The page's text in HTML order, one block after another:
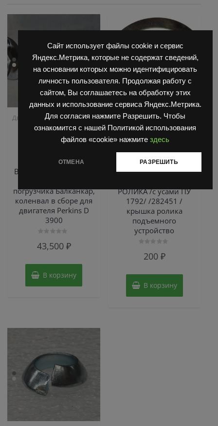
Сайт использует файлы cookie и сервис
Яндекс.Метрика, которые не содержат сведений,
на основании которых можно идентифицировать
личность пользователя. Продолжая работу с
сайтом, Вы соглашаетесь на обработку этих
данных и использование сервиса Яндекс.Метрика.
Для согласия нажмите Разрешить. Чтобы
ознакомится с нашей Политикой использования
файлов «cookie» нажмите здесь
ОТМЕНА РАЗРЕШИТЬ
Двигатель Д3900,Запчасти
Балканкар,ТНВД
2500/3900
сборе Д3900
B41243421 , коленвал
погрузчика Балканкар,
коленвал в сборе для
двигателя Perkins D
3900
0
43,500 ₽
В корзину
Запчасти Балканкар,
Погрузчик ДВ 1792, 1788,
1794, 1784, 1786,Погрузчик
Крышка 8620
01.00.05/282451
РОЛИКА /с усами ПУ
1792/ /282451 /
крышка ролика
подъемного
устройство
200 ₽
В корзину